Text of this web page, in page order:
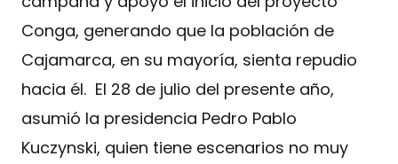
Conga, generando que la población de
Cajamarca, en su mayoría, sienta repudio
hacia él. El 28 de julio del presente año,
asumió la presidencia Pedro Pablo
Kuczynski, quien tiene escenarios no muy